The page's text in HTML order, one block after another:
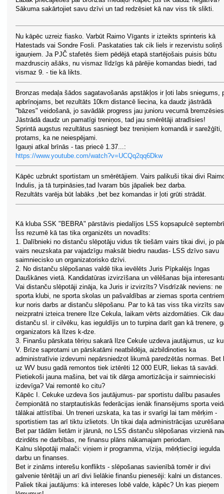
Sākuma sakārtojiet savu dzīvi un tad redzēsiet kā nav viss tik slikti.
Nu kāpēc uzreiz fiasko. Varbūt Raimo Vīgants ir izteikts sprinteris kā
Hatestads vai Sondre Fosli. Paskataties tak cik liels ir rezervistu soliņš
igauņiem. Ja PJČ stafetēs šiem pēdējā etapā startējošais puisis būtu
mazdrusciņ ašāks, nu vismaz līdzīgs kā pārējie komandas biedri, tad
vismaz 9. - tie kā likts.
Bronzas medaļa šādos sagatavošanās apstākļos ir ļoti labs sniegums,
apbrīnojams, bet rezultāts 10km distancē liecina, ka daudz jāstrādā
"bāzes" veidošanā, jo savādāk progress jau junioru vecumā
Jāstrādā daudz un pamatīgi treniņos, tad jau smērētāji atradīsies!
Sprintā augstus rezultātus sasniegt bez treniņiem komandā ir sarežģīti,
protams, ka ne neiespējami.
Igauņi atkal brīnās - tas priecē 1.37...:
https://www.youtube.com/watch?v=UCQq2qq6Dkw
Kāpēc uzbrukt sportistam un smērētājiem. Vairs palikuši tikai divi
Indulis, ja tā turpināsies,tad Ivaram būs jāpaliek bez darba.
Rezultāts varēja būt labāks ,bet bez komandas ir ļoti grūti strādāt.
Kā kluba SSK "BEBRA" pārstāvis piedalījos LSS kopsapulcē
Īss rezumē kā tas tika organizēts un novadīts:
1. Dalībnieki no distanču slēpotāju vidus tik tiešām vairs tikai divi, jo
vairs neuzskata par vajadzīgu maksāt biedru naudas- LSS dzīvo savu
saimniecisko un organizatorisko dzīvi.
2. No distanču slēpošanas valdē tika ievēlēts Juris Pīpkalējs Ingas
Dauškānes vietā. Kandidatūras izvirzīšana un vēlēšanas bija
Vai distanču slēpotāji zināja, ka Juris ir izvirzīts? Visdrīzāk neviens: ne
sporta klubi, ne sporta skolas un pašvaldības ar ziemas sporta
kur noris darbs ar distanču slēpošanu. Par to kā tas viss tika virzīts
neizpratni izteica trenere Ilze Cekula, laikam vērts aizdomāties. Cik
distanču sl. ir cilvēku, kas ieguldījis un to turpina darīt gan kā trenere,
organizators kā Ilzes k-dze.
3. Finanšu pārskata tēriņu sakarā Ilze Cekule uzdeva jautājumus, uz
V. Brīze saprotami un pārskatāmi neatbildēja, aizbildinoties ka
administratīvie izdevumi nepārsniedzot likumā paredzētās normas. Bet
uz WV busu gadā remontos tiek iztērēti 12 000 EUR, liekas tā savādi.
Pietiekoši jauna mašina, bet vai tik dārga amortizācija ir saimnieciski
izdevīga? Vai remontē ko citu?
Kāpēc I. Cekuke uzdeva šos jautājumus- par sportistu dalību pasaules
čempionātā no starptautiskās federācijas ienāk finansējums sporta
tālākai attīstībai. Un treneri uzskata, ka tas ir svarīgi lai tam mērķim -
sportistiem tas arī tiktu izlietots. Un tikai daļa administrācijas
Bet par tādām lietām ir jārunā, no LSS distanču slēpošanas virzienā
dzirdēts ne darbības, ne finansu plāns nākamajam periodam.
Kalnu slēpotāji malači: viņiem ir programma, vīzija, mērķtiecīgi iegulda
darbu un finanses.
Bet ir zināms interešu konflikts - slēpošanas savienībā tomēr ir divi
galvenie tērētāji un arī divi lielākie finanšu pienesēji: kalni un distances.
Paliek tikai jautājums: kā intereses lobē valde, kāpēc? Un kas pieņem